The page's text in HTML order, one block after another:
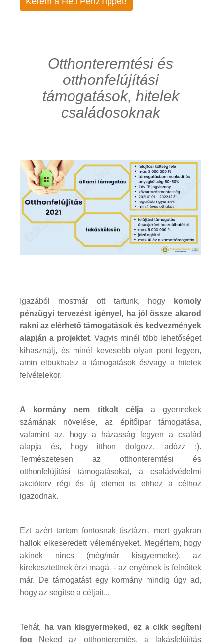
Otthonteremtési és
otthonfelújítási
támogatások, hitelek
családosoknak
Igazából mostmár ott tartunk, hogy
komoly
pénzügyi tervezést igényel, ha jól össze akarod
rakni az elérhető támogatások és kedvezmények
alapján a projektet. Vagyis minél több lehetőséget
kihasználj, és minél kevesebb olyan pont legyen,
amin elbukhatsz a támogatások és/vagy a hitelek
felvételekor.
A kormány nem titkolt célja a gyermekek
számának növelése, az építőipar támogatása,
valamint az, hogy a házasság legyen a család
alapja és, hogy itthon dolgozz, adózz :).
Természetesen az otthonteremtési és
otthonfelújítási támogatásokat, a családvédelmi
akcióterv régi és új elemei is ehhez a célhoz
igazodnak.
Ezt azért tartom fontosnak tisztázni, mert gyakran
hallok elkeseredett véleményeket. Megértem, hogy
akinek nincs (még/már kisgyermeke), az
kirekesztettnek érzi magát - az enyémek is felnőttek
már. De támogatást egy kormány mindig úgy ad,
hogy az segítse a céljait...
Tehát,
ha van kisgyermeked, ez a cikk segíteni
fog Neked az otthonteremtés, a lakásfelújítás